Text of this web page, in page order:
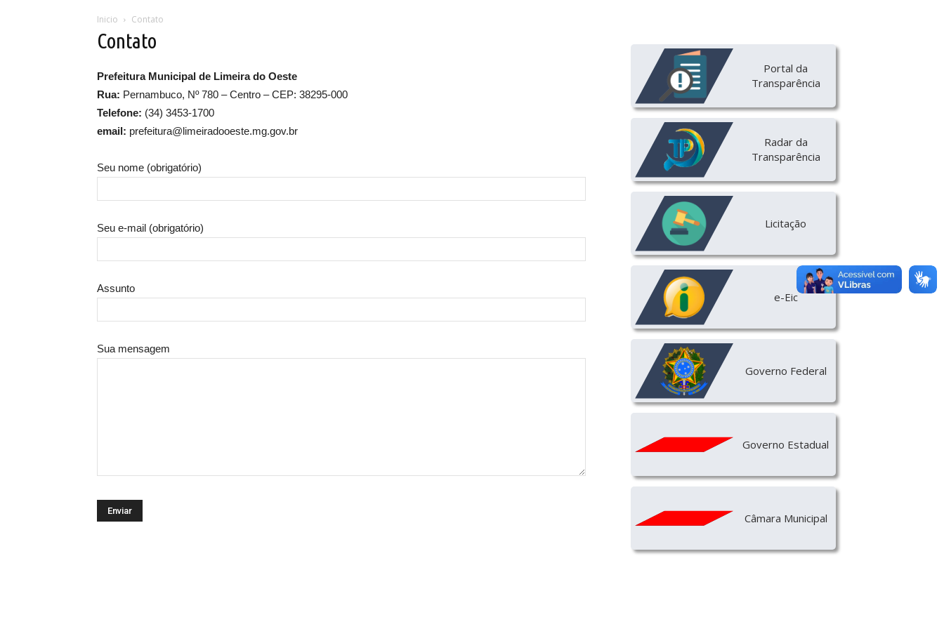
Inicio Contato
Contato
Prefeitura Municipal de Limeira do Oeste
Rua: Pernambuco, Nº 780 – Centro – CEP: 38295-000
Telefone: (34) 3453-1700
email: prefeitura@limeiradooeste.mg.gov.br
Seu nome (obrigatório)
Seu e-mail (obrigatório)
Assunto
Sua mensagem
Portal da
Transparência
Radar da
Transparência
Licitação
e-Eic
Governo Federal
Governo Estadual
Câmara Municipal